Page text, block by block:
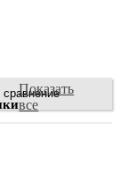
сравнение
Показать
все